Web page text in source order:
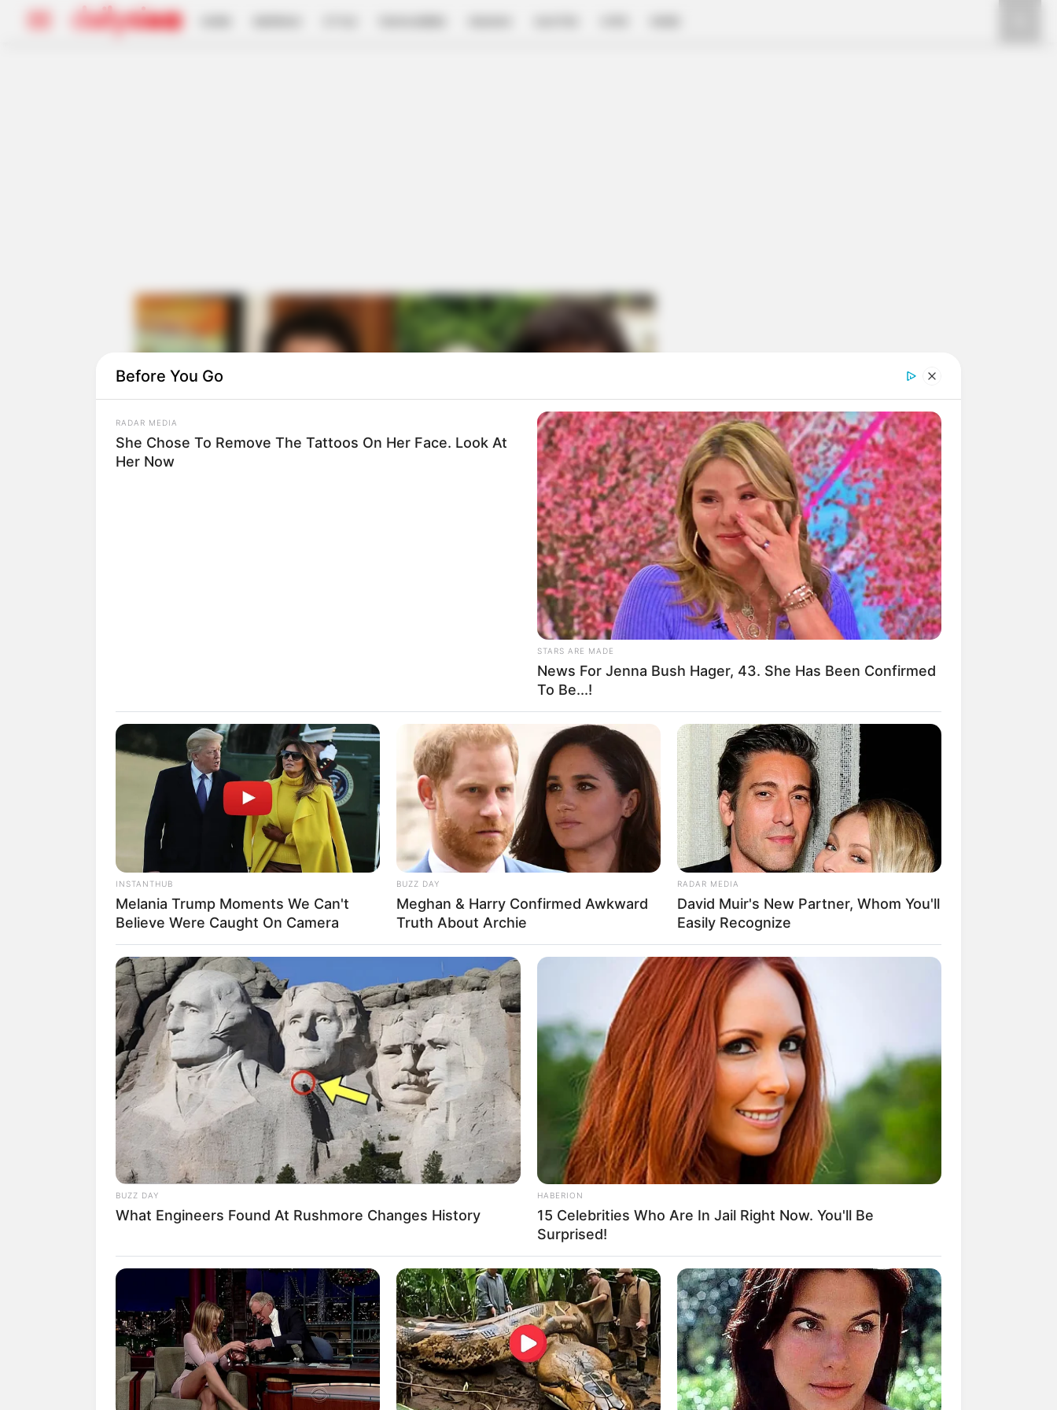
10 Pesona Tampan Alvy Xavier,
Putra Susi Pudjiastuti Punya
Banyak Fans
Penulis:dian | 14 Juli 2020
SHARE TWEET SHARE WHATSAPP TELEGRAM LINE
Mantan Menteri Kelautan dan Perikanan, Susi Pudjiastuti merupakan sosok yang banyak
dikagumi oleh masyarakat Indonesia.
Pada saat menjabat, Susi dikenal sebagai menteri yang selalu tegas mempertahankan kedaulatan
Indonesia dalam lingkup kelautan.
Walaupun memiliki sikap tegas dan keras, ia tetap merupakan sosok ibu yang menyayangi anak-
anaknya.
Beberapa waktu lalu ia mengunggah foto bersama salah satu putranya Alvy Xavier. Alvy
merupakan anak dari pernikahannya bersama pilot Jerman, Christian von Strombeck.
Beranjak dewasa, wajahnya yang bak bule mampu mencuri perhatian warganet khususnya kaum
hawa. Apalagi putra bungsu Susi tersebut memang jarang tersorot media.
Namun baru-baru ini ia muncul dalam video Youtube bersama komika Kiky Saputri. Wah seperti
apa ya penampilan terbaru dari Alvy? Berikut potretnya.
Baca juga:10 Penampilan Kekinian Mima Shafa, Putri Mona Ratuliu yang Menarik
Serem! 9 Chat Ojek Online &
Pelanggan Ini Bikin Auto
Merinding
Bikin Ngakak, 10 Potret
Cosplay Murah Pakai Bahan
Seadanya
Anti Mainstream, 10 Cara
Membawa Barang Belanjaan
Versi Warga Thailand
Before You Go
RADAR MEDIA
She Chose To Remove The Tattoos On Her Face. Look At
Her Now
STARS ARE MADE
News For Jenna Bush Hager, 43. She Has Been Confirmed
To Be...!
INSTANTHUB
Melania Trump Moments We Can't
Believe Were Caught On Camera
BUZZ DAY
Meghan & Harry Confirmed Awkward
Truth About Archie
RADAR MEDIA
David Muir's New Partner, Whom You'll
Easily Recognize
BUZZ DAY
What Engineers Found At Rushmore Changes History
HABERION
15 Celebrities Who Are In Jail Right Now. You'll Be
Surprised!